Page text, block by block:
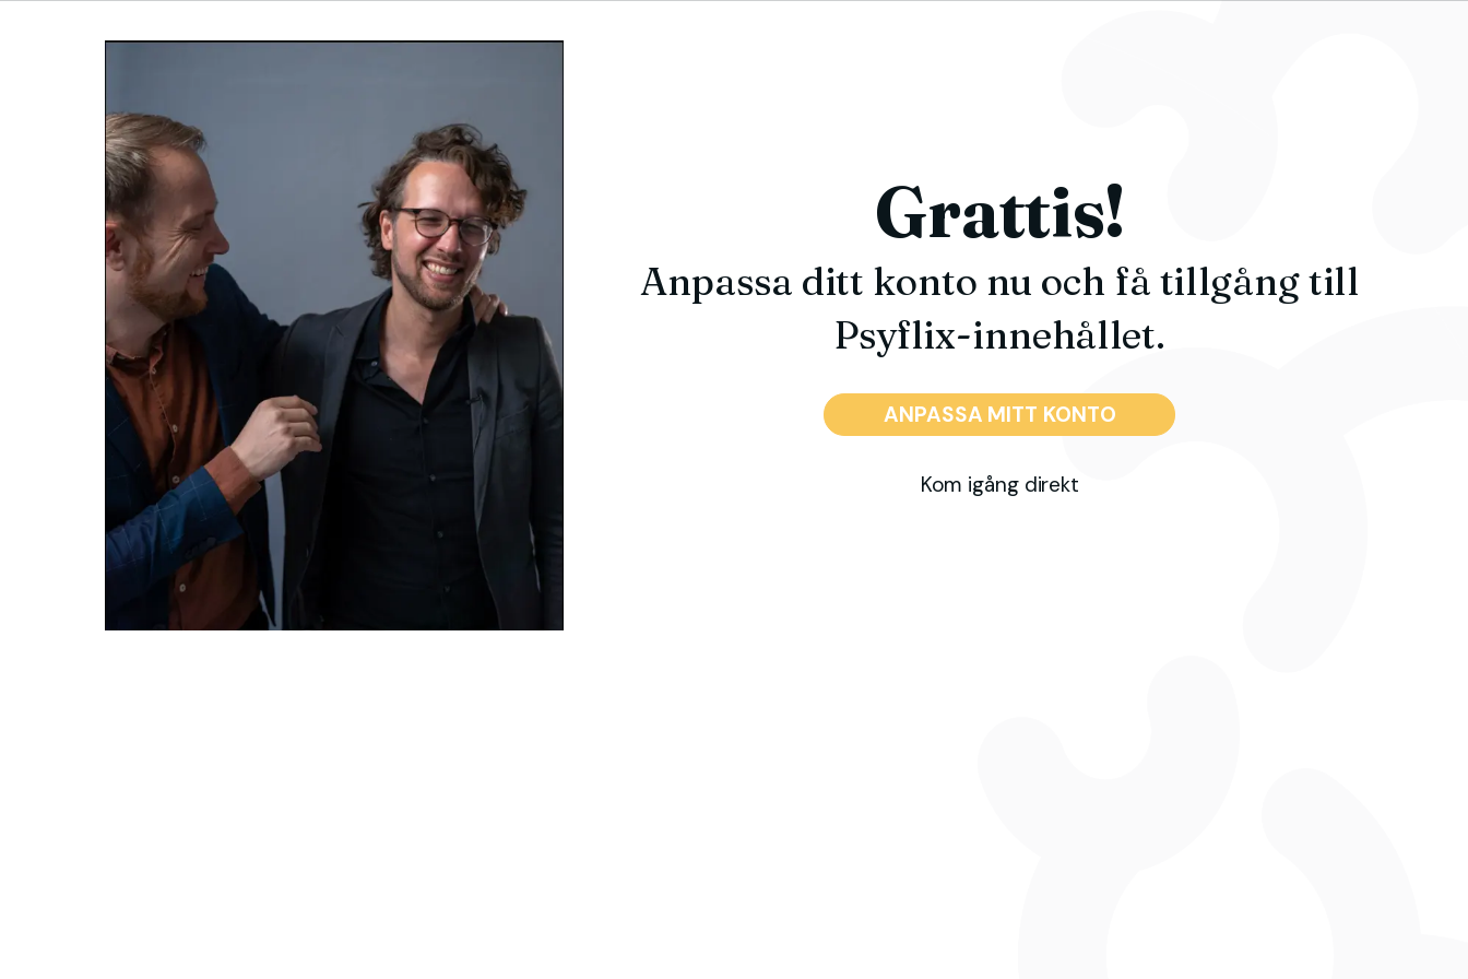
Grattis!
Anpassa ditt konto nu och få tillgång till
Psyflix-innehållet.
ANPASSA MITT KONTO
Kom igång direkt